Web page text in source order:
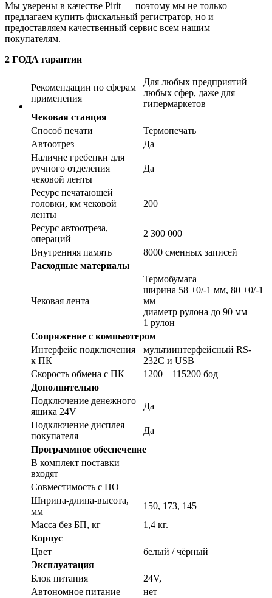
Мы уверены в качестве Pirit — поэтому мы не только
предлагаем купить фискальный регистратор, но и
предоставляем качественный сервис всем нашим
покупателям.
2 ГОДА гарантии
Рекомендации по сферам
применения
Для любых предприятий
любых сфер, даже для
гипермаркетов
Чековая станция
Способ печати
Термопечать
Автоотрез
Да
Наличие гребенки для
ручного отделения
чековой ленты
Да
Ресурс печатающей
головки, км чековой
ленты
200
Ресурс автоотреза,
операций
2 300 000
Внутренняя память
8000 сменных записей
Расходные материалы
Чековая лента
Термобумага
ширина 58 +0/-1 мм, 80 +0/-1
мм
диаметр рулона до 90 мм
1 рулон
Сопряжение с компьютером
Интерфейс подключения
к ПК
мультиинтерфейсный RS-
232С и USB
Скорость обмена с ПК
1200—115200 бод
Дополнительно
Подключение денежного
ящика 24V
Да
Подключение дисплея
покупателя
Да
Программное обеспечение
В комплект поставки
входят
Совместимость с ПО
Ширина-длина-высота,
мм
150, 173, 145
Масса без БП, кг
1,4 кг.
Корпус
Цвет
белый / чёрный
Эксплуатация
Блок питания
24V,
Автономное питание
нет